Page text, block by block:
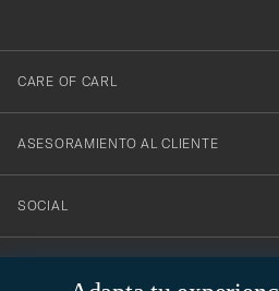
boletín!
CARE OF CARL
ASESORAMIENTO AL CLIENTE
SOCIAL